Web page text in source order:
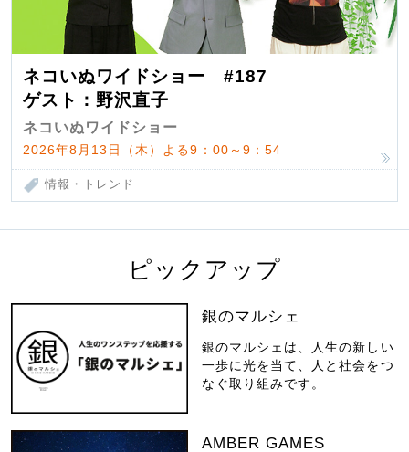
ネコいぬワイドショー #187
ゲスト：野沢直子
ネコいぬワイドショー
2026年8月13日（木）よる9：00～9：54
情報・トレンド
ピックアップ
銀のマルシェ
銀のマルシェは、人生の新しい
一歩に光を当て、人と社会をつ
なぐ取り組みです。
AMBER GAMES